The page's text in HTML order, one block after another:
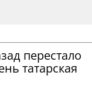
перестало
татарская